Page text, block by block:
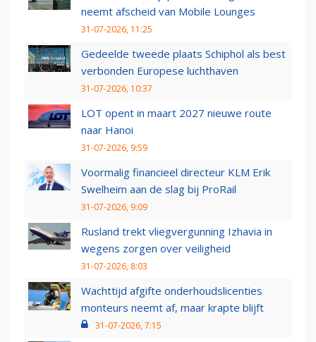
neemt afscheid van Mobile Lounges
31-07-2026, 11:25
Gedeelde tweede plaats Schiphol als best
verbonden Europese luchthaven
31-07-2026, 10:37
LOT opent in maart 2027 nieuwe route
naar Hanoi
31-07-2026, 9:59
Voormalig financieel directeur KLM Erik
Swelheim aan de slag bij ProRail
31-07-2026, 9:09
Rusland trekt vliegvergunning Izhavia in
wegens zorgen over veiligheid
31-07-2026, 8:03
Wachttijd afgifte onderhoudslicenties
monteurs neemt af, maar krapte blijft
31-07-2026, 7:15